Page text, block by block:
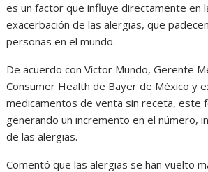
es un factor que influye directamente en
exacerbación de las alergias, que
personas en el mundo.
De acuerdo con Víctor Mundo, Gerente
Consumer Health de Bayer de México y
medicamentos de venta sin receta, este
generando un incremento en el número,
de las alergias.
Comentó que las alergias se han vuelto